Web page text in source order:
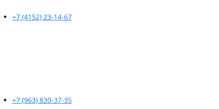
+7 (4152) 23-14-67
+7 (963) 830-37-35